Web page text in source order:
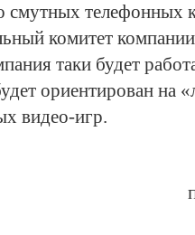
смутных телефонных
комитет
таки будет
ориентирован на
видео-игр.